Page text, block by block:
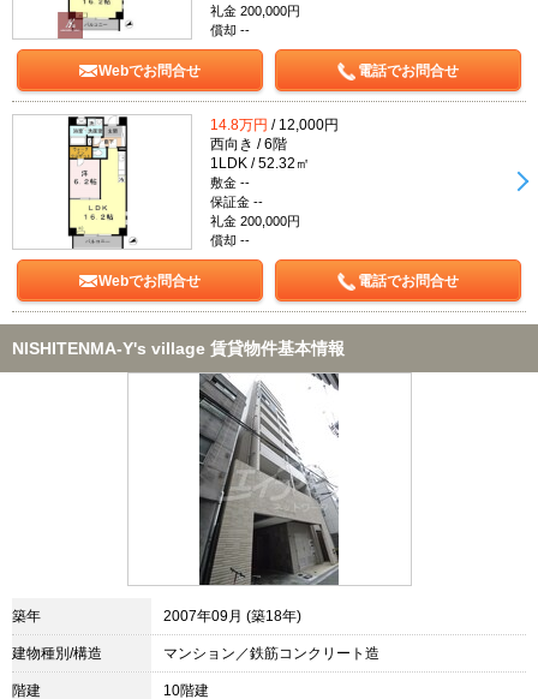
礼金 200,000円
償却 --
Webでお問合せ 電話でお問合せ
14.8万円 / 12,000円
西向き / 6階
1LDK / 52.32㎡
敷金 --
保証金 --
礼金 200,000円
償却 --
Webでお問合せ 電話でお問合せ
NISHITENMA-Y's village 賃貸物件基本情報
築年 2007年09月 (築18年)
建物種別/構造 マンション／鉄筋コンクリート造
階建 10階建